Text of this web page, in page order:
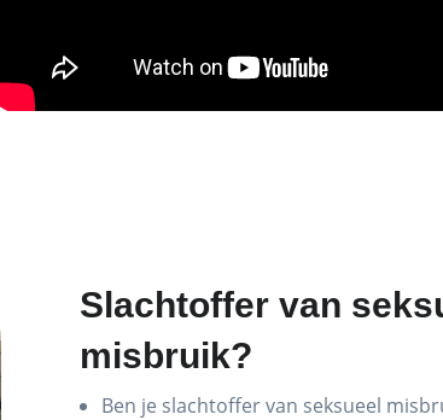
Slachtoffer van
misbruik?
Ben je slachtoffer van seksueel